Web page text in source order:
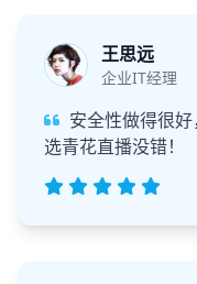
王思远
企业IT经理
安全性做得很好
选青花直播没错！